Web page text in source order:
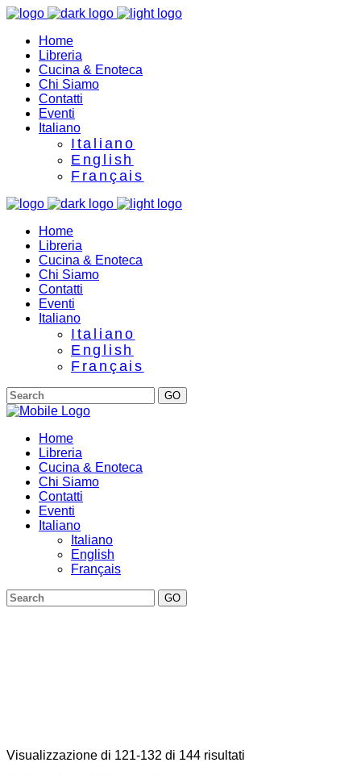
Home
Libreria
Cucina & Enoteca
Chi Siamo
Contatti
Eventi
Italiano
Italiano
English
Français
Home
Libreria
Cucina & Enoteca
Chi Siamo
Contatti
Eventi
Italiano
Italiano
English
Français
GO
Home
Libreria
Cucina & Enoteca
Chi Siamo
Contatti
Eventi
Italiano
Italiano
English
Français
GO
Visualizzazione di 121-132 di 144 risultati